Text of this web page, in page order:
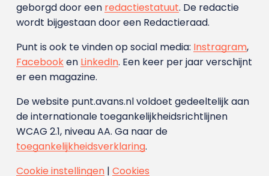
geborgd door een redactiestatuut. De redactie
wordt bijgestaan door een Redactieraad.
Punt is ook te vinden op social media: Instragram,
Facebooken LinkedIn. Een keer per jaar verschijnt
er een magazine.
De website punt.avans.nl voldoet gedeeltelijk aan
de internationale toegankelijkheidsrichtlijnen
WCAG 2.1, niveau AA. Ga naar de
toegankelijkheidsverklaring.
Cookie instellingen| Cookies